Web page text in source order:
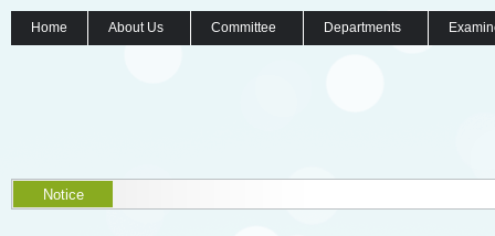
Home About Us Committee Departments
Notice